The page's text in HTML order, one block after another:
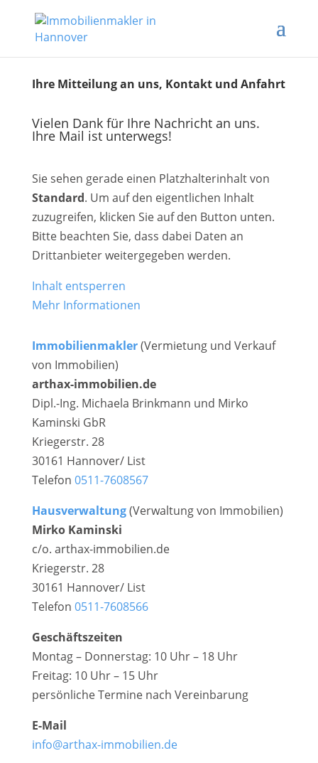
Ihre Mitteilung an uns, Kontakt und Anfahrt
Vielen Dank für Ihre Nachricht an uns.
Ihre Mail ist unterwegs!
Sie sehen gerade einen Platzhalterinhalt von
Standard. Um auf den eigentlichen Inhalt
zuzugreifen, klicken Sie auf den Button unten.
Bitte beachten Sie, dass dabei Daten an
Drittanbieter weitergegeben werden.
Inhalt entsperren
Mehr Informationen
Immobilienmakler(Vermietung und Verkauf
von Immobilien)
arthax-immobilien.de
Dipl.-Ing. Michaela Brinkmann und Mirko
Kaminski GbR
Kriegerstr. 28
30161 Hannover/ List
Telefon 0511-7608567
Hausverwaltung(Verwaltung von Immobilien)
Mirko Kaminski
c/o. arthax-immobilien.de
Kriegerstr. 28
30161 Hannover/ List
Telefon 0511-7608566
Geschäftszeiten
Montag – Donnerstag: 10 Uhr – 18 Uhr
Freitag: 10 Uhr – 15 Uhr
persönliche Termine nach Vereinbarung
E-Mail
info@arthax-immobilien.de